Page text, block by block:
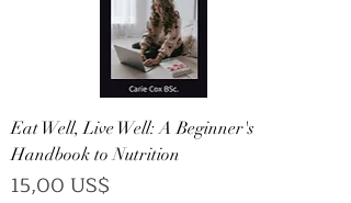
Eat Well, Live Well: A Beginner's
Handbook to Nutrition
Precio
15,00 US$